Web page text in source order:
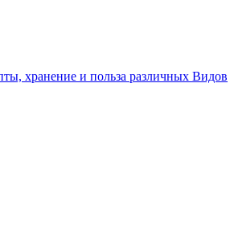
хранение и польза различных Видов